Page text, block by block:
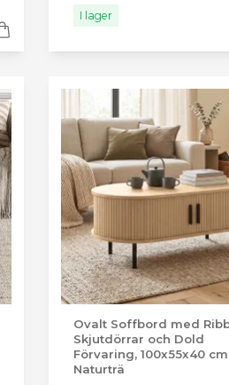
I lager
Ovalt Soffbord med
Skjutdörrar och Dold
Förvaring, 100x55x40
Naturträ